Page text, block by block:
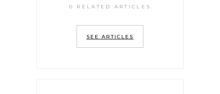
0 RELATED ARTICLES
SEE ARTICLES